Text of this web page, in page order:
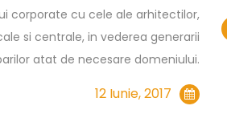
corporate cu cele ale arhitectilor,
si centrale, in vederea generarii
atat de necesare domeniului.
12 Iunie, 2017